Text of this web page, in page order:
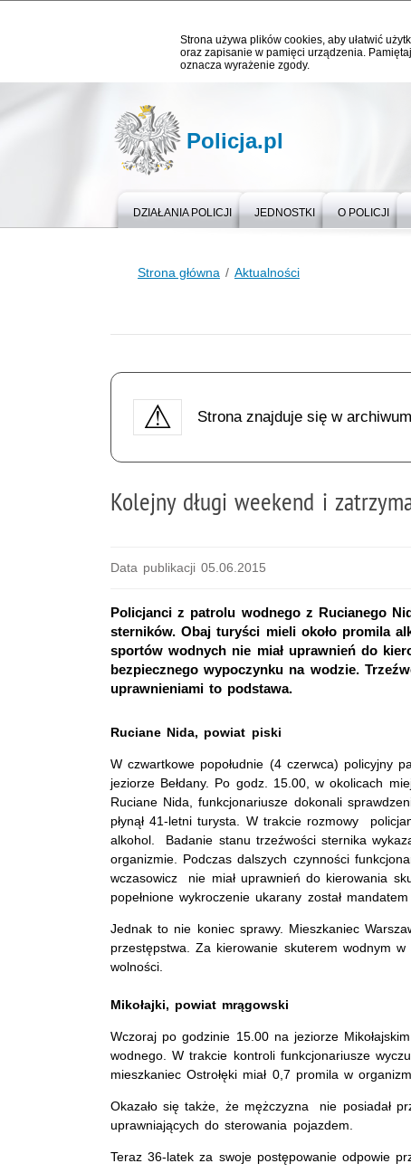
Strona używa plików cookies, aby ułatwić
oraz zapisanie w pamięci urządzenia.
oznacza wyrażenie zgody.
Policja.pl
DZIAŁANIA POLICJI JEDNOSTKI O POLICJI
Strona główna Aktualności
Strona znajduje się w
Kolejny długi weekend i
Data publikacji 05.06.2015
Policjanci z patrolu wodnego z Rucianego
sterników. Obaj turyści mieli około promila
sportów wodnych nie miał uprawnień do
bezpiecznego wypoczynku na wodzie.
uprawnieniami to podstawa.
Ruciane Nida, powiat piski
W czwartkowe popołudnie (4 czerwca) policyjny
jeziorze Bełdany. Po godz. 15.00, w okolicach
Ruciane Nida, funkcjonariusze dokonali
płynął 41-letni turysta. W trakcie rozmowy
alkohol. Badanie stanu trzeźwości sternika
organizmie. Podczas dalszych czynności
wczasowicz nie miał uprawnień do kierowania
popełnione wykroczenie ukarany został
Jednak to nie koniec sprawy. Mieszkaniec
przestępstwa. Za kierowanie skuterem wodnym
wolności.
Mikołajki, powiat mrągowski
Wczoraj po godzinie 15.00 na jeziorze
wodnego. W trakcie kontroli funkcjonariusze
mieszkaniec Ostrołęki miał 0,7 promila w
Okazało się także, że mężczyzna nie posiadał
uprawniających do sterowania pojazdem.
Teraz 36-latek za swoje postępowanie odpowie